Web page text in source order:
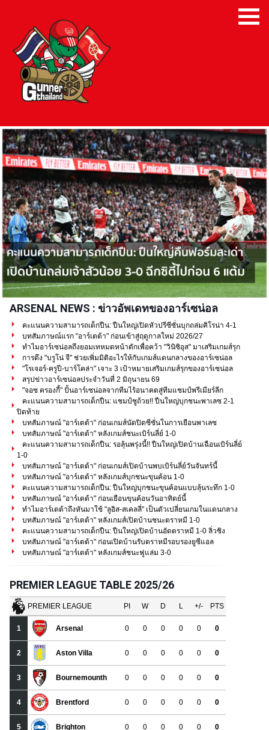
ARSENAL NEWS : ข่าวอัพเดทของอาร์เซน่อล
คะแนนความสามารถเด็กปืน: ปืนใหญ่เปิดหัวปรีซีซั่นบุกถล่มคิโรน่า 4-1
บทสัมภาษณ์แรก "อาร์เตต้า" ก่อนเข้าสู่ฤดูกาลใหม่ 2026/27
ทำไมอาร์เซน่อลถึงยอมเทหมดหน้าตักเพื่อคว้า "วินิซิอุส" มาเสริมเกมส์รุก
การดึง "บรูโน่ จี" ช่วยเพิ่มมิติอะไรให้กับเกมส์แดนกลางของอาร์เซน่อล
"โรเจอร์-ครูปี-บาร์โคล่า" เจาะ 3 เป้าหมายเสริมเกมส์รุกของอาร์เซน่อล
สรุปข่าวอาร์เซน่อลประจำวันที่ 2 มิถุนายน 69
"จอซ ครองกี้" ปั้นอาร์เซน่อลจากทีมไร้อนาคตสู่ทีมแชมป์พรีเมียร์ลีก
คะแนนความสามารถเด็กปืน: แชมป์ชูถ้วย!! ปืนใหญ่บุกชนะพาเลซ 2-1
ปิดท้าย
บทสัมภาษณ์ "อาร์เตต้า" ก่อนเกมส์นัดปิดซีซั่นในการเยือนพาเลซ
บทสัมภาษณ์ "อาร์เตต้า" หลังเกมส์ชนะเบิร์นลี่ย์ 1-0
คะแนนความสามารถเด็กปืน: รอลุ้นพรุ่งนี้!! ปืนใหญ่เปิดบ้านเฉือนเบิร์นลี่ย์
1-0
บทสัมภาษณ์ "อาร์เตต้า" ก่อนเกมส์เปิดบ้านพบเบิร์นลี่ย์วันจันทร์นี้
บทสัมภาษณ์ "อาร์เตต้า" หลังเกมส์บุกชนะขุนค้อน 1-0
คะแนนความสามารถเด็กปืน: ปืนใหญ่บุกชนะขุนค้อนแบบลุ้นระทึก 1-0
บทสัมภาษณ์ "อาร์เตต้า" ก่อนเยือนขุนค้อนวันอาทิตย์นี้
ทำไมอาร์เตต้าถึงหันมาใช้ "ลูอิส-สเคลลี่" เป็นตัวเปลี่ยนเกมในแดนกลาง
บทสัมภาษณ์ "อาร์เตต้า" หลังเกมส์เปิดบ้านชนะตราหมี 1-0
คะแนนความสามารถเด็กปืน: ปืนใหญ่เปิดบ้านอัดตราหมี 1-0 ลิ่วชิง
บทสัมภาษณ์ "อาร์เตต้า" ก่อนเปิดบ้านรับตราหมีรอบรองยูซีแอล
บทสัมภาษณ์ "อาร์เตต้า" หลังเกมส์ชนะฟูแล่ม 3-0
PREMIER LEAGUE TABLE 2025/26